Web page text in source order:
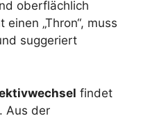
oberflächlich
„Thron“, muss
suggeriert
findet
Aus der